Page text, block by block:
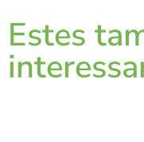
Estes